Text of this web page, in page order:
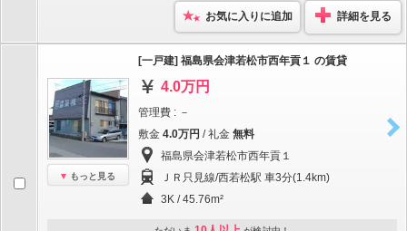
お気に入りに追加 詳細を見る
もっと見る
[一戸建] 福島県会津若松市西年貢１ の賃貸
4.0万円
管理費 : －
敷金 4.0万円 / 礼金 無料
福島県会津若松市西年貢１
ＪＲ只見線/西若松駅 車3分(1.4km)
3K / 45.76m²